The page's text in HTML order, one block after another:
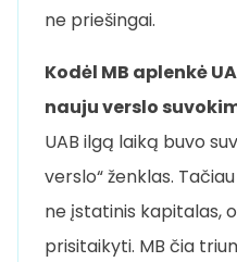
ne priešingai.
Kodėl MB aplenkė
nauju verslo
UAB ilgą laiką buvo
verslo“ ženklas.
ne įstatinis kapitalas,
prisitaikyti. MB čia